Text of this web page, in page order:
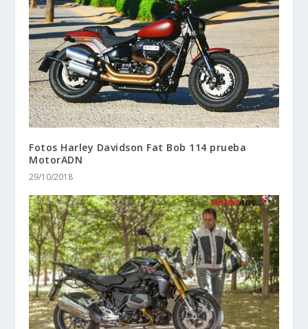
Fotos Harley Davidson Fat Bob 114 prueba
MotorADN
29/10/2018